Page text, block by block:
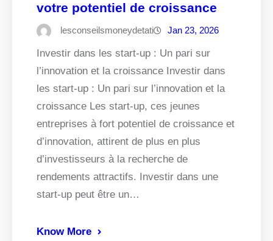
votre potentiel de croissance
lesconseilsmoneydetati Jan 23, 2026
Investir dans les start-up : Un pari sur
l’innovation et la croissance Investir dans
les start-up : Un pari sur l’innovation et la
croissance Les start-up, ces jeunes
entreprises à fort potentiel de croissance et
d’innovation, attirent de plus en plus
d’investisseurs à la recherche de
rendements attractifs. Investir dans une
start-up peut être un…
Know More